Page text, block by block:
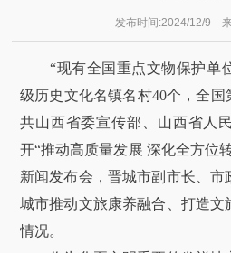
发布时间:2024/12/9
“现有全国重点文物保护单
级历史文化名镇名村40个，全国
共山西省委宣传部、山西省人
开“推动高质量发展 深化全方位
新闻发布会，晋城市副市长、
城市推动文旅康养融合、打造
情况。